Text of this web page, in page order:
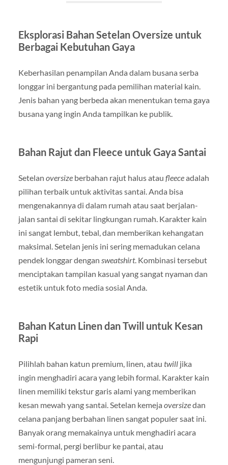
Eksplorasi Bahan Setelan Oversize untuk
Berbagai Kebutuhan Gaya
Keberhasilan penampilan Anda dalam busana serba
longgar ini bergantung pada pemilihan material kain.
Jenis bahan yang berbeda akan menentukan tema gaya
busana yang ingin Anda tampilkan ke publik.
Bahan Rajut dan Fleece untuk Gaya Santai
Setelan oversizeberbahan rajut halus atau fleeceadalah
pilihan terbaik untuk aktivitas santai. Anda bisa
mengenakannya di dalam rumah atau saat berjalan-
jalan santai di sekitar lingkungan rumah. Karakter kain
ini sangat lembut, tebal, dan memberikan kehangatan
maksimal. Setelan jenis ini sering memadukan celana
pendek longgar dengan sweatshirt. Kombinasi tersebut
menciptakan tampilan kasual yang sangat nyaman dan
estetik untuk foto media sosial Anda.
Bahan Katun Linen dan Twill untuk Kesan
Rapi
Pilihlah bahan katun premium, linen, atau twilljika
ingin menghadiri acara yang lebih formal. Karakter kain
linen memiliki tekstur garis alami yang memberikan
kesan mewah yang santai. Setelan kemeja oversizedan
celana panjang berbahan linen sangat populer saat ini.
Banyak orang memakainya untuk menghadiri acara
semi-formal, pergi berlibur ke pantai, atau
mengunjungi pameran seni.